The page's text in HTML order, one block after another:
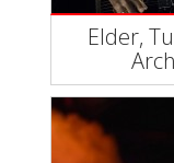
Elder,